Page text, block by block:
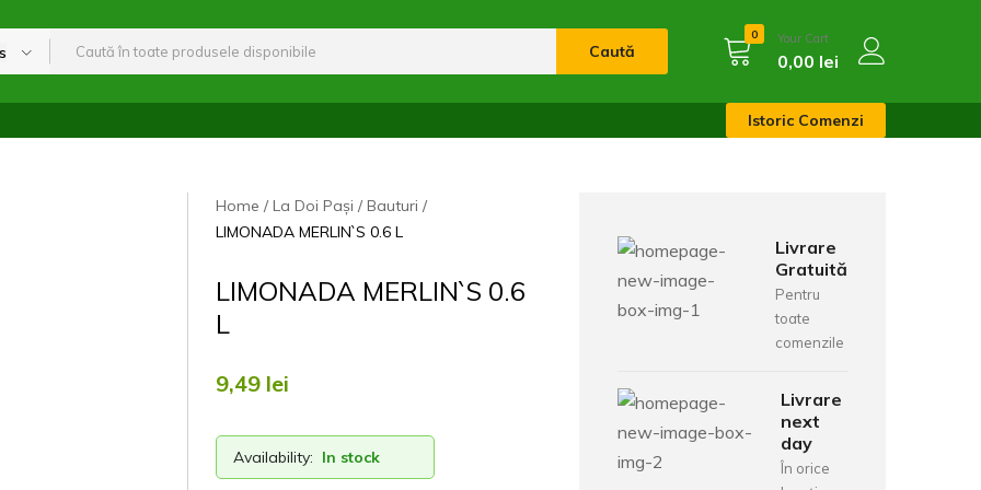
Caută
0 Your Cart
0,00 lei
Istoric Comenzi
Home La Doi Pași
Bauturi
LIMONADA MERLIN`S 0.6 L
LIMONADA MERLIN`S 0.6
L
9,49 lei
Availability: In stock
Livrare
Gratuită
Pentru
toate
comenzile
Livrare
next
day
În orice